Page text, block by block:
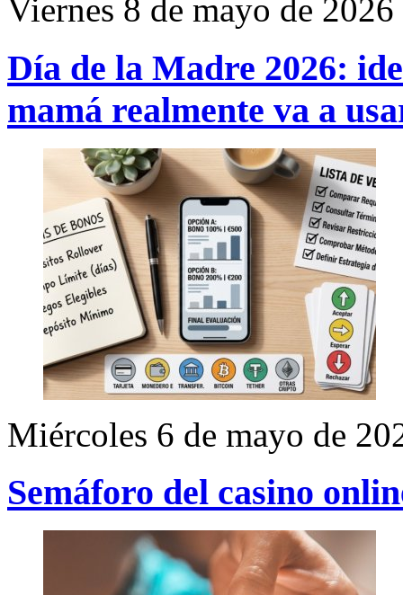
Viernes 8 de mayo de 2026
Día de la Madre 2026:
mamá realmente va a
Miércoles 6 de mayo de
Semáforo del casino